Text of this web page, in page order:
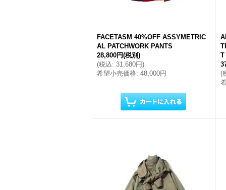
FACETASM 40%OFF ASSYMETRIC
AL PATCHWORK PANTS
28,800円(税別)
(税込: 31,680円)
希望小売価格: 48,000円
T
(